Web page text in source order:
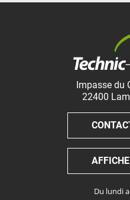
Impasse du
22400
Du lundi